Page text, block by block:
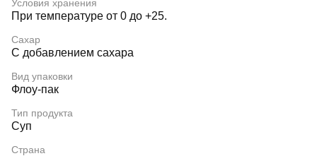
Условия хранения
При температуре от 0 до +25.
Сахар
С добавлением сахара
Вид упаковки
Флоу-пак
Тип продукта
Суп
Страна